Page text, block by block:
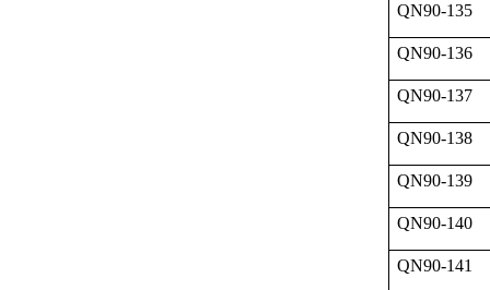
QN90-135
QN90-136
QN90-137
QN90-138
QN90-139
QN90-140
QN90-141